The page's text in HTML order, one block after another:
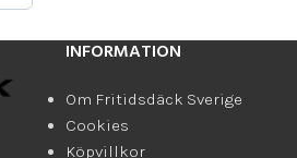
INFORMATION
Om Fritidsdäck Sverige
Cookies
Köpvillkor